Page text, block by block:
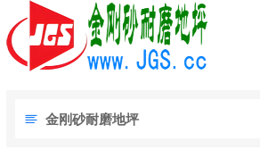
金刚砂耐磨地坪